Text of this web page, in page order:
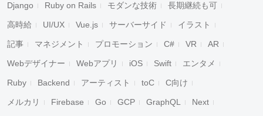
Django Ruby on Rails モダンな技術 長期継続も可
高時給 UI/UX Vue.js サーバーサイド イラスト
記事 マネジメント プロモーション C# VR AR
Webデザイナー Webアプリ iOS Swift エンタメ
Ruby Backend アーティスト toC C向け
メルカリ Firebase Go GCP GraphQL Next